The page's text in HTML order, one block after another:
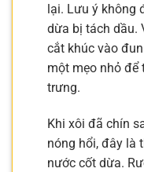
lại. Lưu ý không
dừa bị tách dầu.
cắt khúc vào
một mẹo nhỏ
trưng.
Khi xôi đã chín
nóng hổi, đây là
nước cốt dừa.